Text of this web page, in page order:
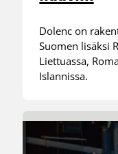
Dolenc on
Suomen lisäksi
Liettuassa,
Islannissa.